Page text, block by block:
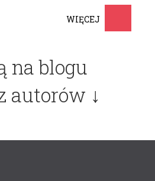
WIĘCEJ
na blogu
autorów ↓